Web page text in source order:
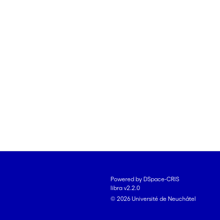
Powered by DSpace-CRIS
libra v2.2.0
© 2026 Université de Neuchâtel